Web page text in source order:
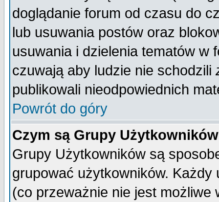
doglądanie forum od czasu do
lub usuwania postów oraz
usuwania i dzielenia tematów w
czuwają aby ludzie nie schodzili
publikowali nieodpowiednich
Powrót do góry
Czym są Grupy
Grupy Użytkowników są
grupować użytkowników.
(co przeważnie nie jest